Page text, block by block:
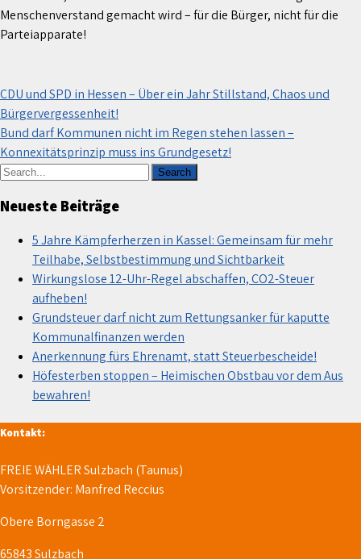
Menschenverstand gemacht wird – für die Bürger, nicht für die
Parteiapparate!
Beitragsnavigation
CDU und SPD in Hessen – Über ein Jahr Stillstand, Chaos und
Bürgervergessenheit!
Bund darf Kommunen nicht im Regen stehen lassen –
Konnexitätsprinzip muss ins Grundgesetz!
Neueste Beiträge
5 Jahre Kämpferherzen in Kassel: Gemeinsam für mehr
Teilhabe, Selbstbestimmung und Sichtbarkeit
Wirkungslose 12-Uhr-Regel abschaffen, CO2-Steuer
aufheben!
Grundsteuer darf nicht zum Rettungsanker für kaputte
Kommunalfinanzen werden
Anerkennung fürs Ehrenamt, statt Steuerbescheide!
Höfesterben stoppen – Heimischen Obstbau vor dem Aus
bewahren!
Kontakt:
FREIE WÄHLER Sulzbach (Taunus)
Vorsitzender: Manfred Reccius
Obere Borngasse 2
65843 Sulzbach